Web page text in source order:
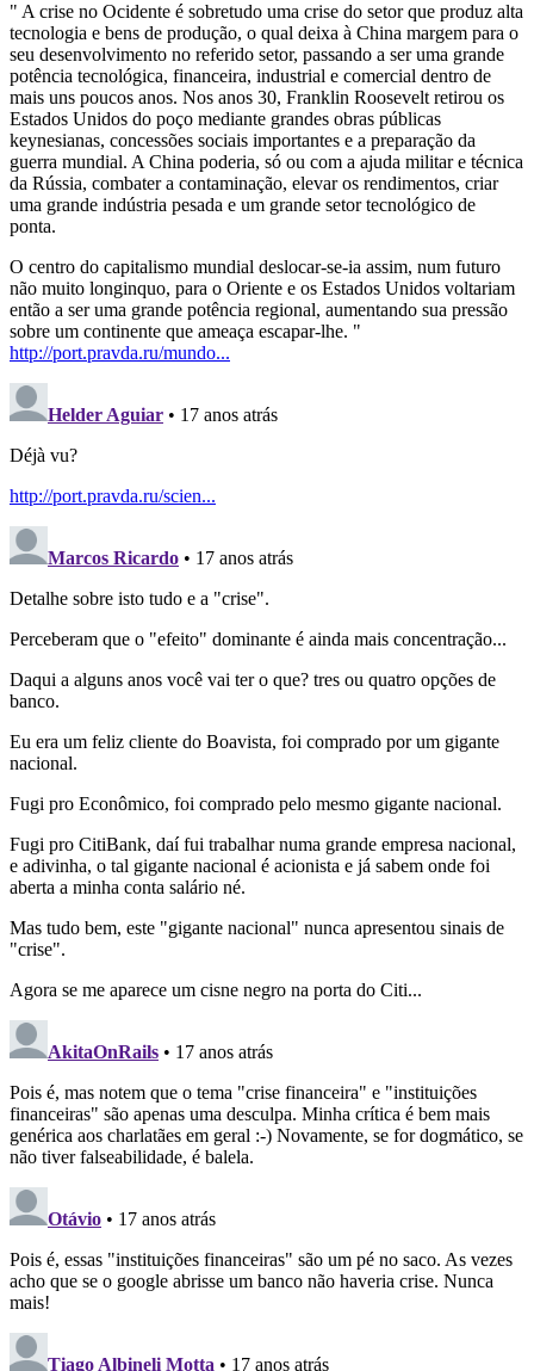
" A crise no Ocidente é sobretudo uma crise do setor que produz alta
tecnologia e bens de produção, o qual deixa à China margem para o
seu desenvolvimento no referido setor, passando a ser uma grande
potência tecnológica, financeira, industrial e comercial dentro de
mais uns poucos anos. Nos anos 30, Franklin Roosevelt retirou os
Estados Unidos do poço mediante grandes obras públicas
keynesianas, concessões sociais importantes e a preparação da
guerra mundial. A China poderia, só ou com a ajuda militar e técnica
da Rússia, combater a contaminação, elevar os rendimentos, criar
uma grande indústria pesada e um grande setor tecnológico de
ponta.
O centro do capitalismo mundial deslocar-se-ia assim, num futuro
não muito longinquo, para o Oriente e os Estados Unidos voltariam
então a ser uma grande potência regional, aumentando sua pressão
sobre um continente que ameaça escapar-lhe. "
http://port.pravda.ru/mundo...
Helder Aguiar • 17 anos atrás
Déjà vu?
http://port.pravda.ru/scien...
Marcos Ricardo • 17 anos atrás
Detalhe sobre isto tudo e a "crise".
Perceberam que o "efeito" dominante é ainda mais concentração...
Daqui a alguns anos você vai ter o que? tres ou quatro opções de
banco.
Eu era um feliz cliente do Boavista, foi comprado por um gigante
nacional.
Fugi pro Econômico, foi comprado pelo mesmo gigante nacional.
Fugi pro CitiBank, daí fui trabalhar numa grande empresa nacional,
e adivinha, o tal gigante nacional é acionista e já sabem onde foi
aberta a minha conta salário né.
Mas tudo bem, este "gigante nacional" nunca apresentou sinais de
"crise".
Agora se me aparece um cisne negro na porta do Citi...
AkitaOnRails • 17 anos atrás
Pois é, mas notem que o tema "crise financeira" e "instituições
financeiras" são apenas uma desculpa. Minha crítica é bem mais
genérica aos charlatães em geral :-) Novamente, se for dogmático, se
não tiver falseabilidade, é balela.
Otávio • 17 anos atrás
Pois é, essas "instituições financeiras" são um pé no saco. As vezes
acho que se o google abrisse um banco não haveria crise. Nunca
mais!
Tiago Albineli Motta • 17 anos atrás